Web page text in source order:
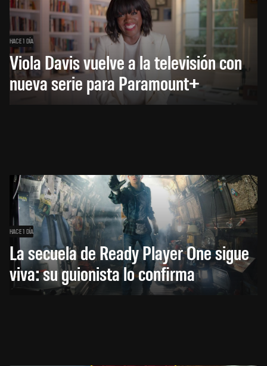
HACE 1 DÍA
Viola Davis vuelve a la televisión con
nueva serie para Paramount+
HACE 1 DÍA
La secuela de Ready Player One sigue
viva: su guionista lo confirma